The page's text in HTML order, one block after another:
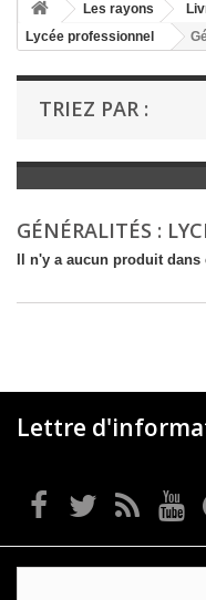
LIVRES : LITTÉRATURE
LIVRES : JEUNESSE
LIVRES ANCIENS AVANT
Les rayons
Lycée professionnel
TRIEZ PAR :
GÉNÉRALITÉS :
Il n'y a aucun produit dans
Lettre